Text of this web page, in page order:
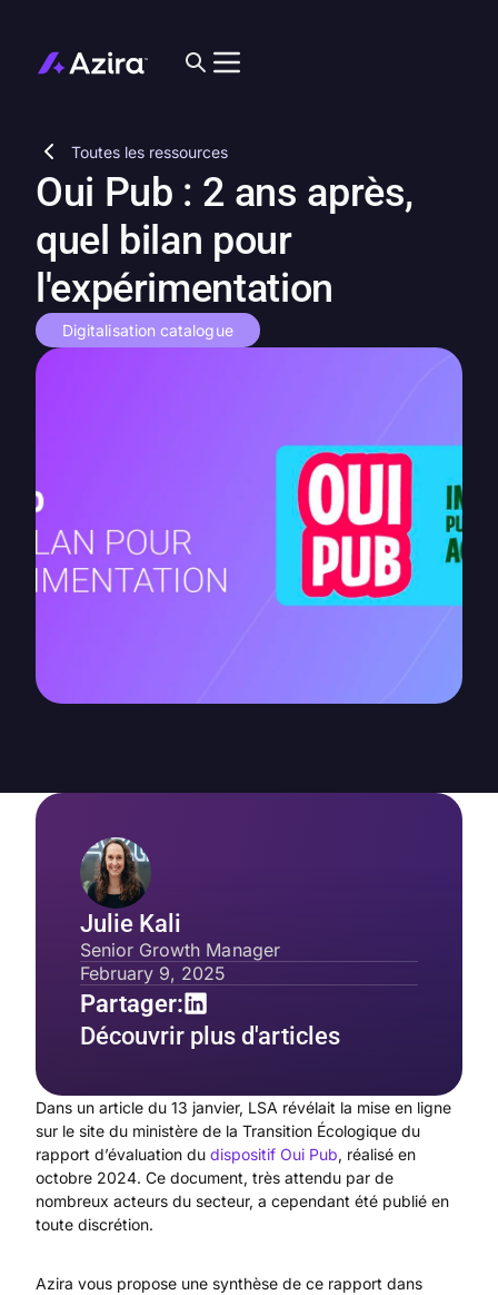
Toutes les ressources
Oui Pub : 2 ans après,
quel bilan pour
l'expérimentation
Digitalisation catalogue
Dans un article du 13 janvier, LSA révélait la mise en ligne
sur le site du ministère de la Transition Écologique du
rapport d’évaluation du dispositif Oui Pub, réalisé en
octobre 2024. Ce document, très attendu par de
nombreux acteurs du secteur, a cependant été publié en
toute discrétion.
Azira vous propose une synthèse de ce rapport dans
Julie Kali
Senior Growth Manager
February 9, 2025
Partager:
Découvrir plus d'articles